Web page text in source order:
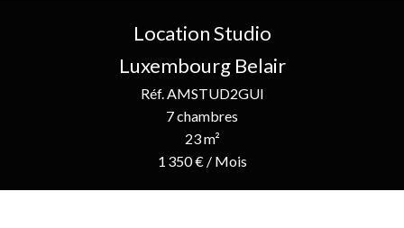
Location Studio
Luxembourg Belair
Réf. AMSTUD2GUI
7 chambres
23 m²
1 350 € / Mois